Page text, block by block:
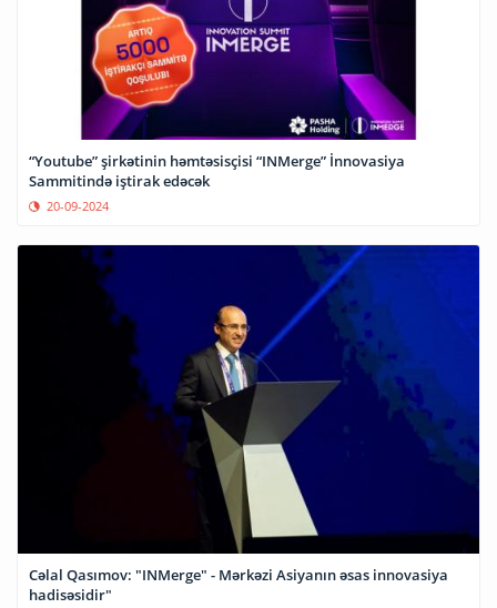
“Youtube” şirkətinin həmtəsisçisi “INMerge” İnnovasiya
Sammitində iştirak edəcək
20-09-2024
Cəlal Qasımov: "INMerge" - Mərkəzi Asiyanın əsas innovasiya
hadisəsidir"